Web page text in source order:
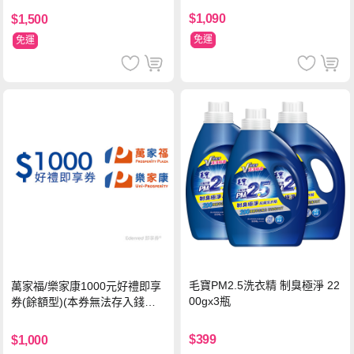
$1,500
免運
$1,090
免運
萬家福/樂家康1000元好禮即享
券(餘額型)(本券無法存入錢包
$1,000
毛寶PM2.5洗衣精 制臭極淨 22
00gx3瓶
$399